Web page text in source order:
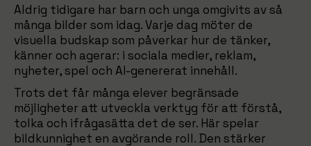
Aldrig tidigare har barn och unga omgivits av så
många bilder som idag. Varje dag möter de
visuella budskap som påverkar hur de tänker,
känner och agerar: i sociala medier, reklam,
nyheter, spel och AI-genererat innehåll.
Trots det får många elever begränsade
möjligheter att utveckla verktyg för att förstå,
tolka och ifrågasätta det de ser. Här spelar
bildkunnighet en avgörande roll. Den stärker